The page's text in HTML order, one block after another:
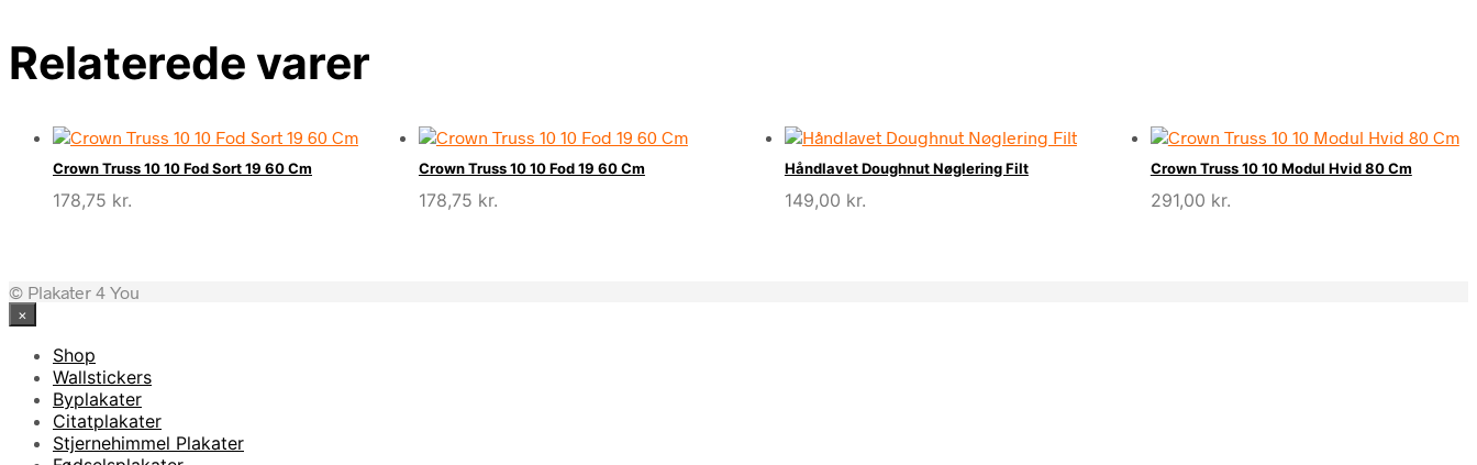
Relaterede varer
Crown Truss 10 10 Fod Sort 19 60 Cm
178,75 kr.
Crown Truss 10 10 Fod 19 60 Cm
178,75 kr.
Håndlavet Doughnut Nøglering Filt
149,00 kr.
Crown Truss 10 10 Modul Hvid 80 Cm
291,00 kr.
© Plakater 4 You
×
Shop
Wallstickers
Byplakater
Citatplakater
Stjernehimmel Plakater